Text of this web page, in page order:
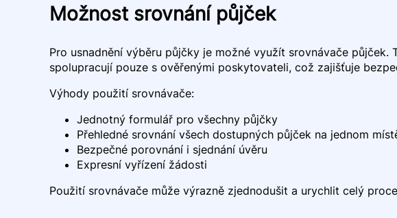
Možnost srovnání půjček
Pro usnadnění výběru půjčky je možné využít srovnávače
spolupracují pouze s ověřenými poskytovateli, což zajišťuje
Výhody použití srovnávače:
Jednotný formulář pro všechny půjčky
Přehledné srovnání všech dostupných půjček na jednom
Bezpečné porovnání i sjednání úvěru
Expresní vyřízení žádosti
Použití srovnávače může výrazně zjednodušit a urychlit celý